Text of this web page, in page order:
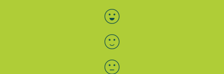
Bewertung auswählen